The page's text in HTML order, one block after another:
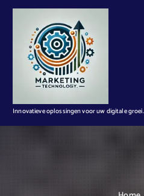
n
Innovatieve oplossingen voor uw digitale groei.